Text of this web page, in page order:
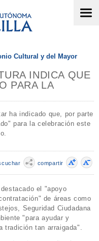
Cultural y del Mayor
INDICA QUE
PARA LA
ha indicado que, por parte
para la celebración este
compartir
el "apoyo
de áreas como
Seguridad Ciudadana
"para ayudar y
tradición tan arraigada".